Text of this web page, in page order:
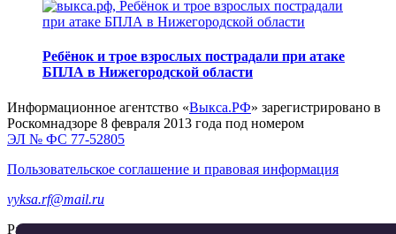
Ребёнок и трое взрослых пострадали при атаке
БПЛА в Нижегородской области
Информационное агентство «Выкса.РФ» зарегистрировано в
Роскомнадзоре 8 февраля 2013 года под номером
ЭЛ № ФС 77-52805
Пользовательское соглашение и правовая информация
vyksa.rf@mail.ru
Разработка и продвижение —